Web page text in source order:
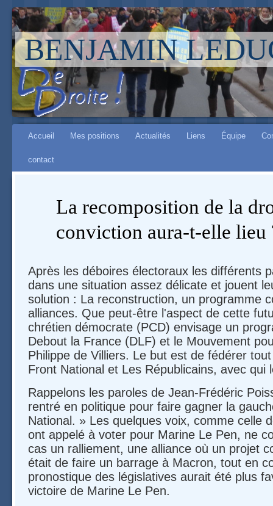
BENJAMIN
Aller à :
navigation
Accueil Mes positions Actualités Liens Équipe
contact
La recomposition de la
conviction aura-t-elle lieu
Après les déboires électoraux les différents
dans une situation assez délicate et jouent
solution : La reconstruction, un programme
alliances. Que peut-être l'aspect de cette
chrétien démocrate (PCD) envisage un
Debout la France (DLF) et le Mouvement
Philippe de Villiers. Le but est de fédérer
Front National et Les Républicains, avec qui
Rappelons les paroles de Jean-Frédéric
rentré en politique pour faire gagner la
National. » Les quelques voix, comme celle
ont appelé à voter pour Marine Le Pen, ne
cas un ralliement, une alliance où un projet
était de faire un barrage à Macron, tout en
pronostique des législatives aurait été plus
victoire de Marine Le Pen.